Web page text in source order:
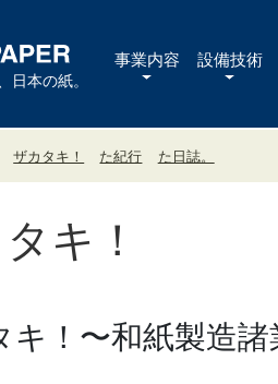
日本の紙。
事業内容 設備技術
ザカタキ！ た紀行 た日誌。
キ！
キ！〜和紙製造